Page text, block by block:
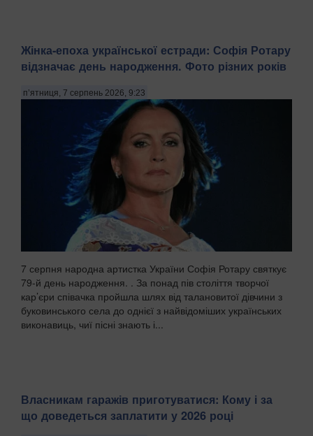
Жінка-епоха української естради: Софія Ротару
відзначає день народження. Фото різних років
п’ятниця, 7 серпень 2026, 9:23
7 серпня народна артистка України Софія Ротару святкує
79-й день народження. . За понад пів століття творчої
кар’єри співачка пройшла шлях від талановитої дівчини з
буковинського села до однієї з найвідоміших українських
виконавиць, чиї пісні знають і...
Власникам гаражів приготуватися: Кому і за
що доведеться заплатити у 2026 році